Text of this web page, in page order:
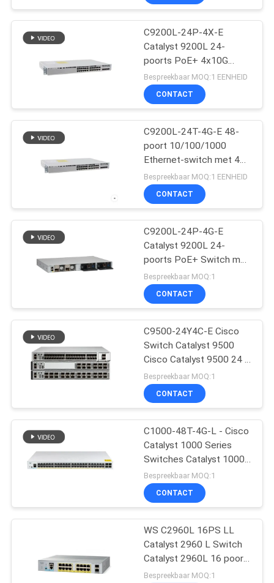
De Schakelaar van
Cisco Ethernet
1574
De Schakelaars van
het Huaweinetwerk
1097
De telefoon van
69
C9200L-24P-4X-E
Catalyst 9200L 24-
poorts PoE+ 4x10G
Uplink Switch Network
Essentials
Bespreekbaar MOQ:1 EENHEID
CONTACT
C9200L-24T-4G-E 48-
poort 10/100/1000
Ethernet-switch met 4
1G-upplinks die
geavanceerd
netwerkbeheer en
essentiële
netwerkfuncties
Bespreekbaar MOQ:1 EENHEID
CONTACT
C9200L-24P-4G-E
Catalyst 9200L 24-
poorts PoE+ Switch met
4x 1G Uplinks ter
ondersteuning van
Network Essentials voor
bedrijfsnetwerken
Bespreekbaar MOQ:1
CONTACT
C9500-24Y4C-E Cisco
Switch Catalyst 9500
Cisco Catalyst 9500 24 x
1 / 10 / 25G en 4 poorten
40/100G, essentieel
Bespreekbaar MOQ:1
CONTACT
C1000-48T-4G-L - Cisco
Catalyst 1000 Series
Switches Catalyst 1000
48poort GE, 4x1G SFP
Bespreekbaar MOQ:1
CONTACT
WS C2960L 16PS LL
Catalyst 2960 L Switch
Catalyst 2960L 16 poort
GigE met PoE s een
Bespreekbaar MOQ:1